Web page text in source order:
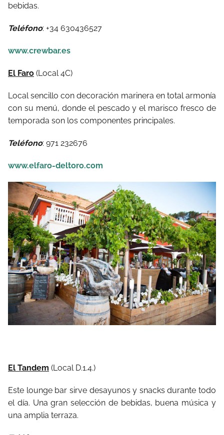
bebidas.
Teléfono: +34 630436527
www.crewbar.es
El Faro (Local 4C)
Local sencillo con decoración marinera en total armonía
con su menú, donde el pescado y el marisco fresco de
temporada son los componentes principales.
Teléfono: 971 232676
www.elfaro-deltoro.com
El Tandem (Local D.1.4.)
Este lounge bar sirve desayunos y snacks durante todo
el día. Una gran selección de bebidas, buena música y
una amplia terraza.